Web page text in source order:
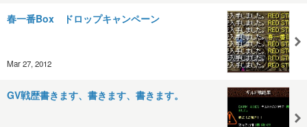
春一番Box ドロップキャンペーン
Mar 27, 2012
GV戦歴書きます、書きます、書きます。